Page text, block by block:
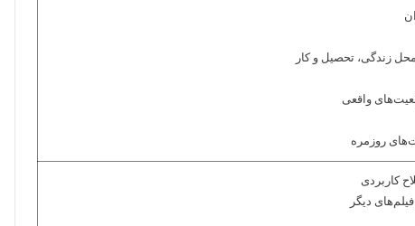
زندگی، تحصیل و کار
واقعی
روزمره
دیگر